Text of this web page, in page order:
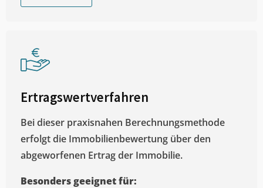
Ertragswertverfahren
Bei dieser praxisnahen Berechnungsmethode
erfolgt die Immobilienbewertung über den
abgeworfenen Ertrag der Immobilie.
Besonders geeignet für: